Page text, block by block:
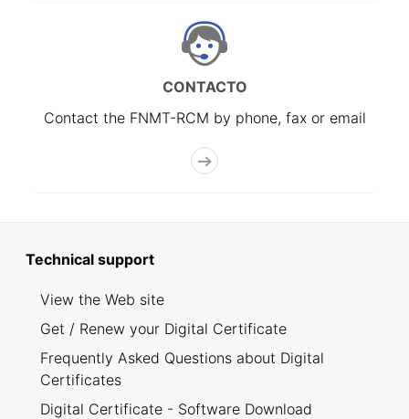
CONTACTO
Contact the FNMT-RCM by phone, fax or email
Technical support
View the Web site
Get / Renew your Digital Certificate
Frequently Asked Questions about Digital
Certificates
Digital Certificate - Software Download